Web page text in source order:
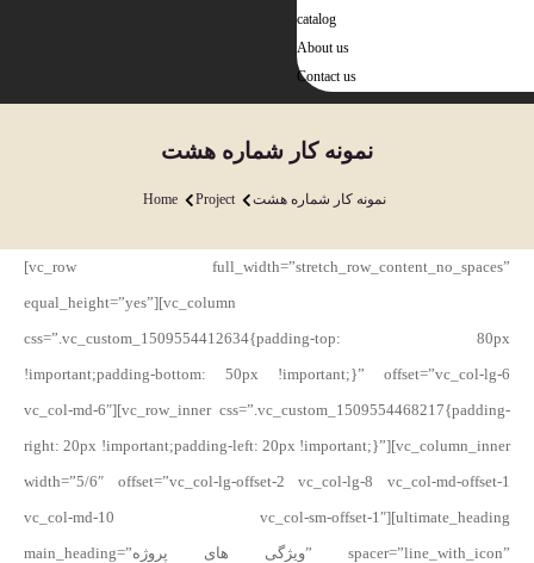
catalog
About us
Contact us
نمونه کار شماره هشت
Home Project نمونه کار شماره هشت
[vc_row full_width=”stretch_row_content_no_spaces”
equal_height=”yes”][vc_column
css=”.vc_custom_1509554412634{padding-top: 80px
!important;padding-bottom: 50px !important;}” offset=”vc_col-lg-6
vc_col-md-6″][vc_row_inner css=”.vc_custom_1509554468217{padding-
right: 20px !important;padding-left: 20px !important;}”][vc_column_inner
width=”5/6″ offset=”vc_col-lg-offset-2 vc_col-lg-8 vc_col-md-offset-1
vc_col-md-10 vc_col-sm-offset-1″][ultimate_heading
main_heading=”ویژگی های پروژه” spacer=”line_with_icon”